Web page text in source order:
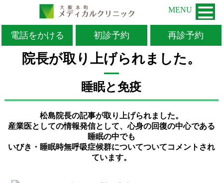
電話をかける 初診予約 再診予約
TOP>お知らせ >広報・マスコミ> 院長が取り上げられました。
院長が取り上げられました。
睡眠と免疫
松島院長の記事が取り上げられました。
産業医としての情報発信として、心身の回復の中心である
睡眠の中でも
いびき・睡眠時無呼吸症候群についてついてコメントされ
ています。